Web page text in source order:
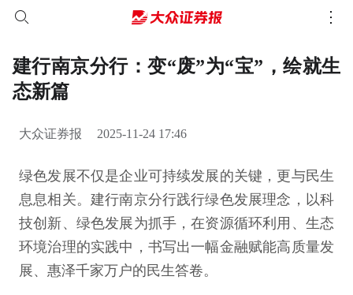
建行南京分行：变“废”为“宝”，绘就生
态新篇
大众证券报 2025-11-24 17:46
绿色发展不仅是企业可持续发展的关键，更与民生
息息相关。建行南京分行践行绿色发展理念，以科
技创新、绿色发展为抓手，在资源循环利用、生态
环境治理的实践中，书写出一幅金融赋能高质量发
展、惠泽千家万户的民生答卷。